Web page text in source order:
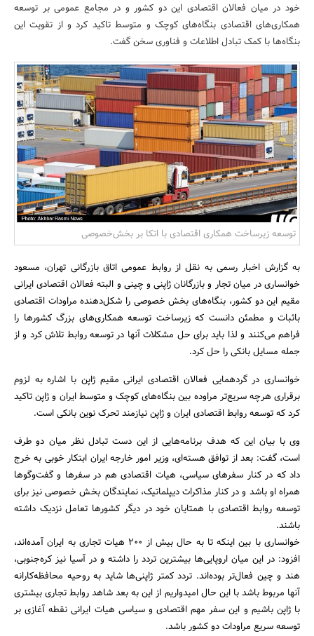
بانک، بیمه و سرمایه
جستجو
خود در میان فعالان اقتصادی این دو کشور و در مجامع عمومی بر توسعه
همکاری‌های اقتصادی بنگاه‌های کوچک و متوسط تاکید کرد و از تقویت این
بنگاه‌ها با کمک تبادل اطلاعات و فناوری سخن گفت.
توسعه زیرساخت همکاری‌ اقتصادی با اتکا بر بخش‌خصوصی
به گزارش اخبار رسمی به نقل از روابط عمومی اتاق بازرگانی تهران، مسعود
خوانساری در میان تجار و بازرگانان ژاپنی و چینی و البته فعالان اقتصادی ایرانی
مقیم این دو کشور، بنگاه‌های بخش خصوصی را شکل‌دهنده مراودات اقتصادی
باثبات و مطمئن دانست که زیرساخت توسعه همکاری‌های بزرگ کشورها را
فراهم می‌کنند و لذا باید برای حل مشکلات آنها در توسعه روابط تلاش کرد و از
جمله مسایل بانکی را حل کرد.
خوانساری در گردهمایی فعالان اقتصادی ایرانی مقیم ژاپن با اشاره به لزوم
برقراری هرچه سریع‌تر مراوده بین بنگاه‌های کوچک و متوسط ایران و ژاپن تاکید
کرد که توسعه روابط اقتصادی ایران و ژاپن نیازمند تحرک نوین بانکی است.
وی با بیان این که هدف برنامه‌هایی از این دست تبادل نظر میان دو طرف
است، گفت: بعد از توافق هسته‌ای، وزیر امور خارجه ایران ابتکار خوبی به خرج
داد که در کنار سفرهای سیاسی، هیات اقتصادی هم در سفرها و گفت‌وگوها
همراه او باشد و در کنار مذاکرات دیپلماتیک، نمایندگان بخش خصوصی نیز برای
توسعه روابط اقتصادی با همتایان خود در دیگر کشورها تعامل نزدیک داشته
باشند.
خوانساری با بین اینکه تا به حال بیش از 200 هیات تجاری به ایران آمده‌اند،
افزود: در این میان اروپایی‌ها بیشترین تردد را داشته و در آسیا نیز کره‌جنوبی،
هند و چین فعال‌تر بوده‌اند. تردد کمتر ژاپنی‌ها شاید به روحیه محافظه‌کارانه
آنها مربوط باشد با این حال امیدواریم از این به بعد شاهد روابط تجاری بیشتری
با ژاپن باشیم و این سفر مهم اقتصادی و سیاسی هیات ایرانی نقطه آغازی بر
توسعه سریع مراودات دو کشور باشد.